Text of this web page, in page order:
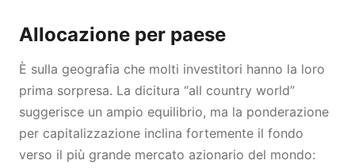
Allocazione per paese
È sulla geografia che molti investitori hanno la loro
prima sorpresa. La dicitura “all country world”
suggerisce un ampio equilibrio, ma la ponderazione
per capitalizzazione inclina fortemente il fondo
verso il più grande mercato azionario del mondo: